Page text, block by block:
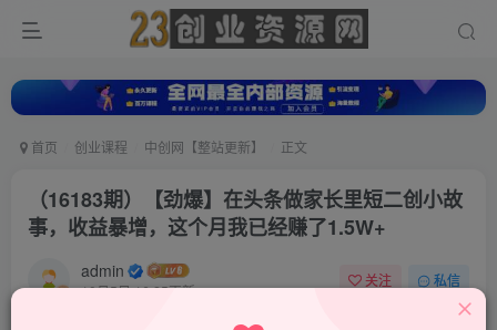
首页 创业课程 中创网【整站更新】 正文
（16183期）【劲爆】在头条做家长里短二创小故
事，收益暴增，这个月我已经赚了1.5W+
admin
10月5日 16:25更新
关注 私信